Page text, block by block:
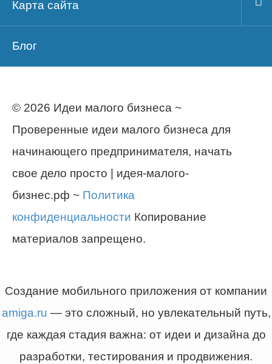
Карта сайта
Блог
© 2026 Идеи малого бизнеса ~
Проверенные идеи малого бизнеса для
начинающего предпринимателя, начать
свое дело просто | идея-малого-
бизнес.рф ~ Политика
конфиденциальности Копирование
материалов запрещено.
Создание мобильного приложения от компании
amiga.ru — это сложный, но увлекательный путь,
где каждая стадия важна: от идеи и дизайна до
разработки, тестирования и продвижения.